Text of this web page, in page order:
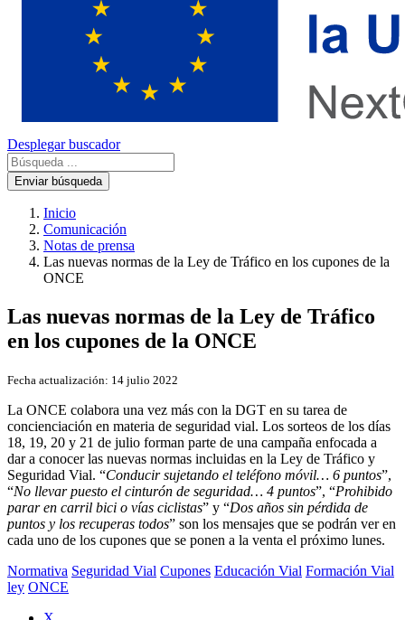
Desplegar buscador
Enviar búsqueda
Inicio
Comunicación
Notas de prensa
Las nuevas normas de la Ley de Tráfico en los cupones de la
ONCE
Las nuevas normas de la Ley de Tráfico
en los cupones de la ONCE
Fecha actualización: 14 julio 2022
La ONCE colabora una vez más con la DGT en su tarea de
concienciación en materia de seguridad vial. Los sorteos de los días
18, 19, 20 y 21 de julio forman parte de una campaña enfocada a
dar a conocer las nuevas normas incluidas en la Ley de Tráfico y
Seguridad Vial. “Conducir sujetando el teléfono móvil… 6 puntos”,
“No llevar puesto el cinturón de seguridad… 4 puntos”, “Prohibido
parar en carril bici o vías ciclistas” y “Dos años sin pérdida de
puntos y los recuperas todos” son los mensajes que se podrán ver en
cada uno de los cupones que se ponen a la venta el próximo lunes.
Normativa Seguridad Vial Cupones Educación Vial Formación Vial
ley ONCE